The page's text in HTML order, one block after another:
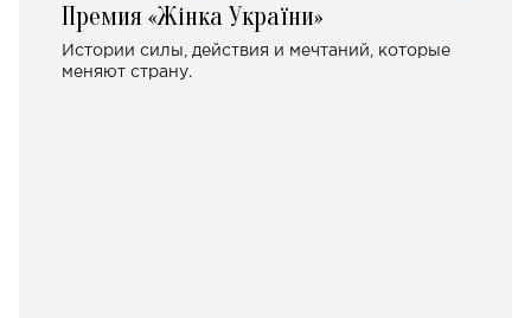
Премия «Жінка України»
Истории силы, действия и мечтаний, которые
меняют страну.